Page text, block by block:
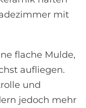
mit
flache Mulde,
aufliegen.
und
jedoch mehr